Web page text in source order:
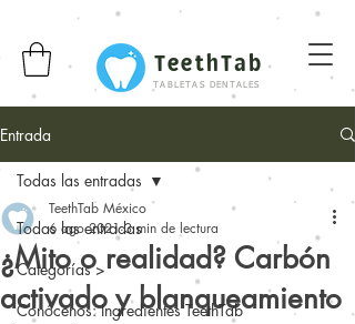
TeethTab
TABLETAS DENTALES
Entrada
Todas las entradas
Categorías >
Conócenos: Ingredientes TeethTab
Todas las entradas
¿Mito o realidad? Carbón
activado y blanqueamiento
TeethTab México
6 ago 2021 3 min de lectura